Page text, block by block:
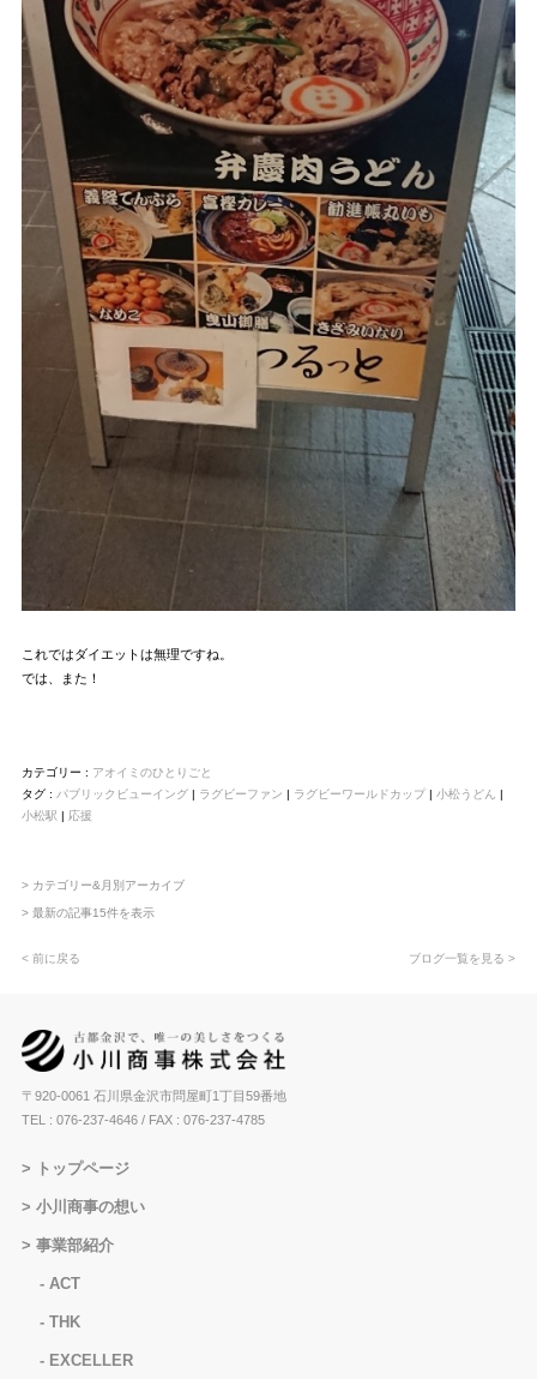
これではダイエットは無理ですね。
では、また！
カテゴリー : アオイミのひとりごと
タグ : パブリックビューイング| ラグビーファン | ラグビーワールドカップ| 小松うどん |
小松駅 | 応援
> カテゴリー&月別アーカイブ
> 最新の記事15件を表示
< 前に戻る ブログ一覧を見る >
〒920-0061 石川県金沢市問屋町1丁目59番地
TEL : 076-237-4646/ FAX : 076-237-4785
トップページ
小川商事の想い
事業部紹介
ACT
THK
EXCELLER